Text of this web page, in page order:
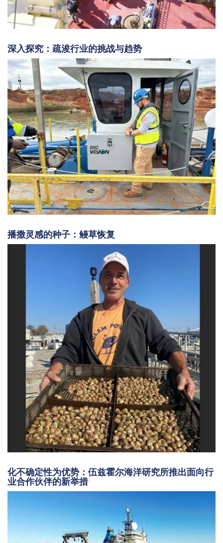
深入探究：疏浚行业的挑战与趋势
播撒灵感的种子：鳗草恢复
化不确定性为优势：伍兹霍尔海洋研究所推出面向行
业合作伙伴的新举措